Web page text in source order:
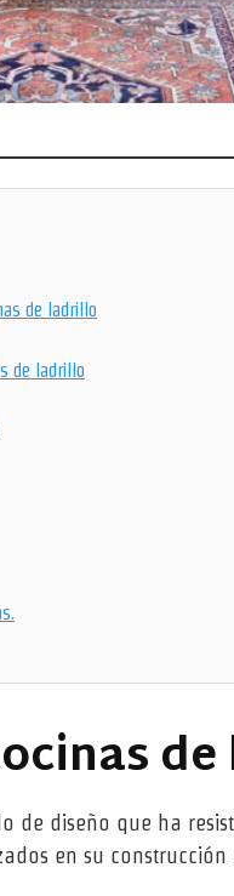
de ladrillo
de ladrillo
de diseño que ha
en su